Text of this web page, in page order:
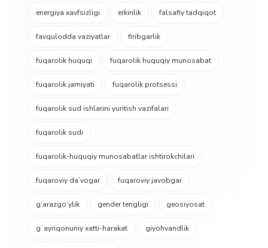
energiya xavfsizligi erkinlik falsafiy tadqiqot
favqulodda vaziyatlar firibgarlik
fuqarolik huquqi fuqarolik huquqiy munosabat
fuqarolik jamiyati fuqarolik protsessi
fuqarolik sud ishlarini yuritish vazifalari
fuqarolik sudi
fuqarolik-huquqiy munosabatlar ishtirokchilari
fuqaroviy da’vogar fuqaroviy javobgar
g‘arazgo‘ylik gender tengligi geosiyosat
gʻayriqonuniy xatti-harakat giyohvandlik